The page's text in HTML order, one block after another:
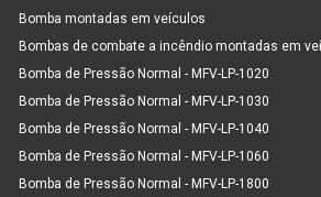
Bomba montadas em veículos
Bombas de combate a incêndio montadas em
Bomba de Pressão Normal - MFV-LP-1020
Bomba de Pressão Normal - MFV-LP-1030
Bomba de Pressão Normal - MFV-LP-1040
Bomba de Pressão Normal - MFV-LP-1060
Bomba de Pressão Normal - MFV-LP-1800